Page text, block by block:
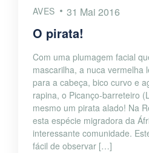
AVES 31 Mai 2016
O pirata!
Com uma plumagem facial
mascarilha, a nuca vermelha
para a cabeça, bico curvo e
rapina, o Picanço-barreteiro
mesmo um pirata alado! Na
esta espécie migradora da
interessante comunidade.
fácil de observar […]